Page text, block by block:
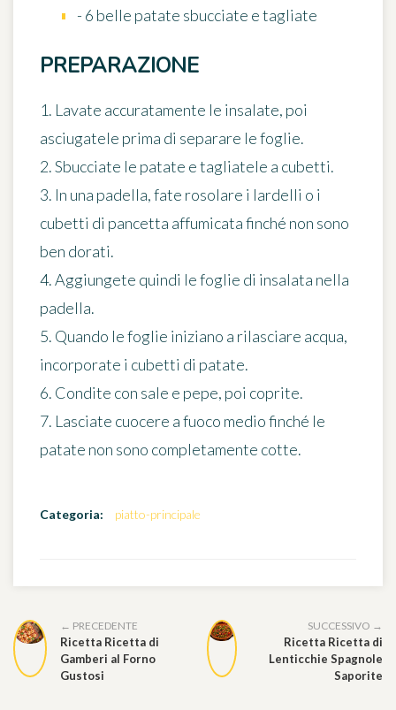
- 6 belle patate sbucciate e tagliate
PREPARAZIONE
1. Lavate accuratamente le insalate, poi
asciugatele prima di separare le foglie.
2. Sbucciate le patate e tagliatele a cubetti.
3. In una padella, fate rosolare i lardelli o i
cubetti di pancetta affumicata finché non sono
ben dorati.
4. Aggiungete quindi le foglie di insalata nella
padella.
5. Quando le foglie iniziano a rilasciare acqua,
incorporate i cubetti di patate.
6. Condite con sale e pepe, poi coprite.
7. Lasciate cuocere a fuoco medio finché le
patate non sono completamente cotte.
Categoria: piatto-principale
← PRECEDENTE
Ricetta Ricetta di
Gamberi al Forno
Gustosi
SUCCESSIVO →
Ricetta Ricetta di
Lenticchie Spagnole
Saporite